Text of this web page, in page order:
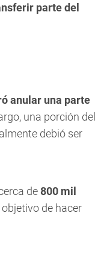
parte del
anular una parte
una porción del
debió ser
de800 mil
de hacer